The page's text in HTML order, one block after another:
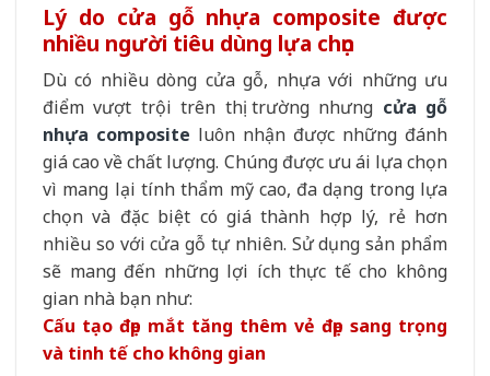
Lý do cửa gỗ nhựa composite được
nhiều người tiêu dùng lựa chọn
Dù có nhiều dòng cửa gỗ, nhựa với những ưu
điểm vượt trội trên thị trường nhưng cửa gỗ
nhựa composite luôn nhận được những đánh
giá cao về chất lượng. Chúng được ưu ái lựa chọn
vì mang lại tính thẩm mỹ cao, đa dạng trong lựa
chọn và đặc biệt có giá thành hợp lý, rẻ hơn
nhiều so với cửa gỗ tự nhiên. Sử dụng sản phẩm
sẽ mang đến những lợi ích thực tế cho không
gian nhà bạn như:
Cấu tạo đẹp mắt tăng thêm vẻ đẹp sang trọng
và tinh tế cho không gian